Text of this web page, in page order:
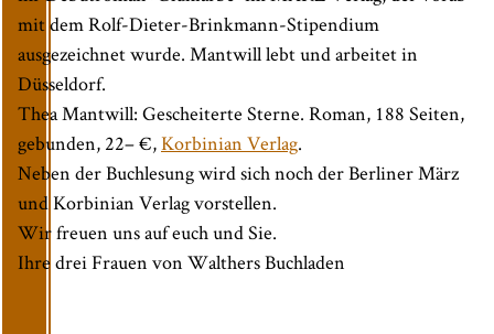
mit dem Rolf-Dieter-Brinkmann-Stipendium
ausgezeichnet wurde. Mantwill lebt und arbeitet in
Düsseldorf.
Thea Mantwill: Gescheiterte Sterne. Roman, 188 Seiten,
gebunden, 22– €,Korbinian Verlag.
Neben der Buchlesung wird sich noch der Berliner März
und Korbinian Verlag vorstellen.
Wir freuen uns auf euch und Sie.
Ihre drei Frauen von Walthers Buchladen